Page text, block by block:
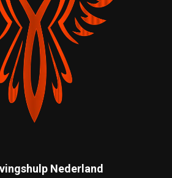
Nederland